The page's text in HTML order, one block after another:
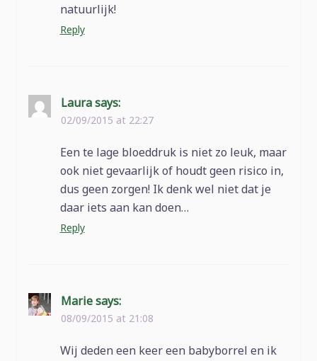
natuurlijk!
Reply
Laura says:
02/09/2015 at 22:27
Een te lage bloeddruk is niet zo leuk, maar
ook niet gevaarlijk of houdt geen risico in,
dus geen zorgen! Ik denk wel niet dat je
daar iets aan kan doen…
Reply
Marie says:
08/09/2015 at 21:08
Wij deden een keer een babyborrel en ik